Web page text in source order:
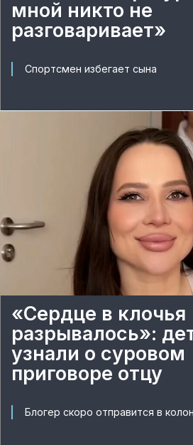
мной никто не
разговаривает»
Спортсмен избегает сына
«Сердце в клочья
разрывалось»:
узнали о суровом
приговоре отцу
Блогер скоро отправится в